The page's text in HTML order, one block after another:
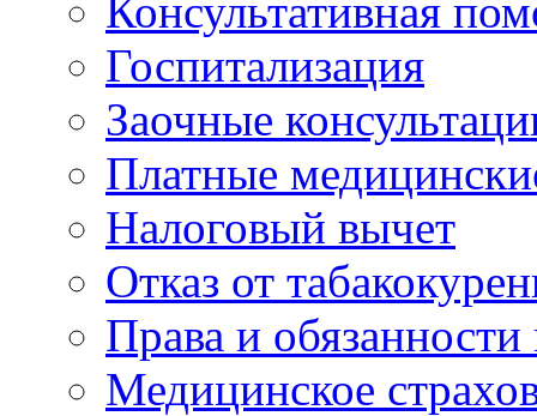
Консультативная
Госпитализация
Заочные
Платные
Налоговый вычет
Отказ от
Права и
Медицинское